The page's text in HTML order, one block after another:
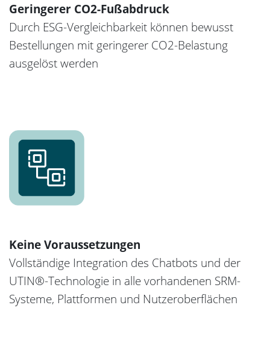
Geringerer CO2-Fußabdruck
Durch ESG-Vergleichbarkeit können bewusst
Bestellungen mit geringerer CO2-Belastung
ausgelöst werden
Keine Voraussetzungen
Vollständige Integration des Chatbots und der
UTIN®-Technologie in alle vorhandenen SRM-
Systeme, Plattformen und Nutzeroberflächen